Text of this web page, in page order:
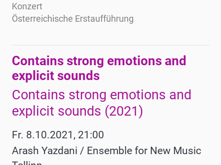
Konzert
Österreichische Erstaufführung
Contains strong emotions and
explicit sounds
Contains strong emotions and
explicit sounds (2021)
Fr. 8.10.2021, 21:00
Arash Yazdani / Ensemble for New Music